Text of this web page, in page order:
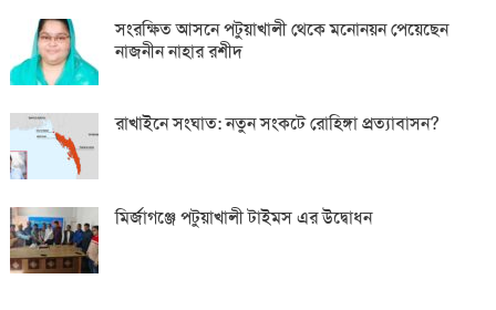
সংরক্ষিত আসনে পটুয়াখালী থেকে মনোনয়ন পেয়েছেন
নাজনীন নাহার রশীদ
রাখাইনে সংঘাত: নতুন সংকটে রোহিঙ্গা প্রত্যাবাসন?
মির্জাগঞ্জে পটুয়াখালী টাইমস এর উদ্বোধন